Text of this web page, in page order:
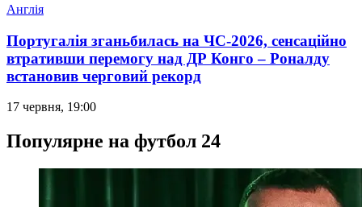
Англія
Португалія зганьбилась на ЧС-2026, сенсаційно
втративши перемогу над ДР Конго – Роналду
встановив черговий рекорд
17 червня, 19:00
Популярне на футбол 24